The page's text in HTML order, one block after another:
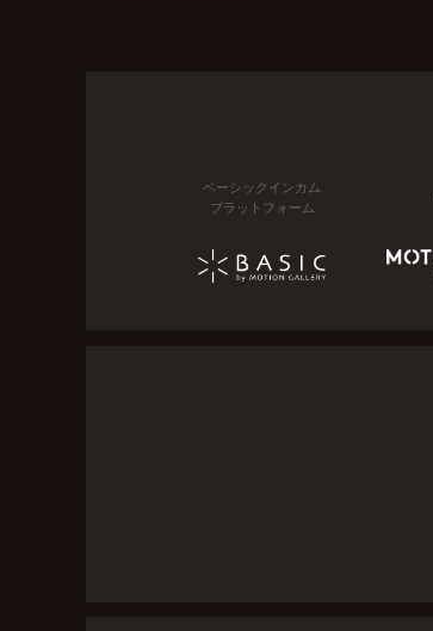
ベーシックインカム
プラットフォーム